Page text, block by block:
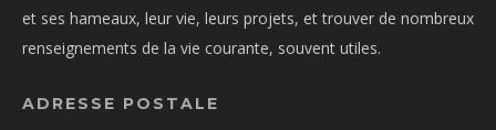
et ses hameaux, leur vie, leurs projets, et trouver de nombreux
renseignements de la vie courante, souvent utiles.
ADRESSE POSTALE